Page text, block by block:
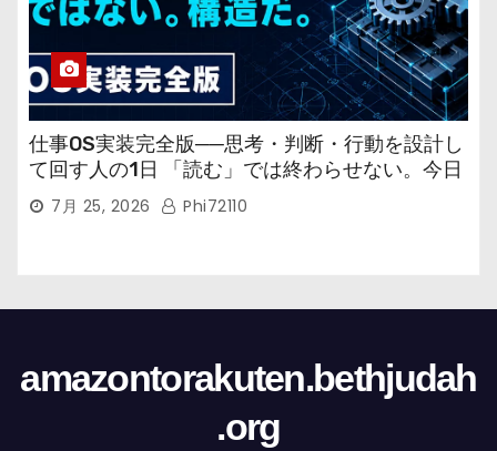
仕事OS実装完全版──思考・判断・行動を設計し
て回す人の1日 「読む」では終わらせない。今日
から回す実装書だ。
7月 25, 2026 Phi72110
amazontorakuten.bethjudah
.org